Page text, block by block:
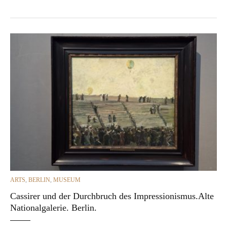
CATEGORIES
ARTS, BERLIN, MUSEUM
Cassirer und der Durchbruch des Impressionismus.Alte
Nationalgalerie. Berlin.